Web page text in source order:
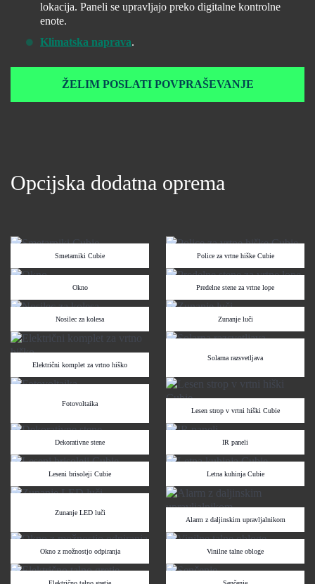
lokacija. Paneli se upravljajo preko digitalne kontrolne
enote.
Klimatska naprava.
ŽELIM POSLATI POVPRAŠEVANJE
Opcijska dodatna oprema
Smetarniki Cubie Police za vrtne hiške Cubie
Okno Predelne stene za vrtne lope
Nosilec za kolesa Zunanje luči
Električni komplet za vrtno hiško
Solarna razsvetljava
Fotovoltaika
Lesen strop v vrtni hiški Cubie
Dekorativne stene IR paneli
Leseni brisoleji Cubie Letna kuhinja Cubie
Zunanje LED luči
Alarm z daljinskim upravljalnikom
Okno z možnostjo odpiranja Vinilne talne obloge